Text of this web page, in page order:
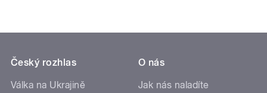
Český rozhlas
Válka na Ukrajině
O nás
Jak nás naladíte